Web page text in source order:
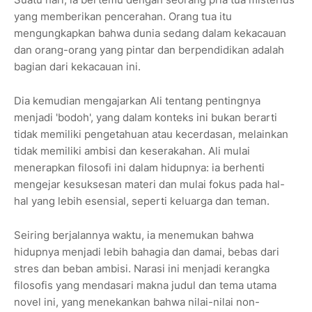
yang memberikan pencerahan. Orang tua itu
mengungkapkan bahwa dunia sedang dalam kekacauan
dan orang-orang yang pintar dan berpendidikan adalah
bagian dari kekacauan ini.
Dia kemudian mengajarkan Ali tentang pentingnya
menjadi 'bodoh', yang dalam konteks ini bukan berarti
tidak memiliki pengetahuan atau kecerdasan, melainkan
tidak memiliki ambisi dan keserakahan. Ali mulai
menerapkan filosofi ini dalam hidupnya: ia berhenti
mengejar kesuksesan materi dan mulai fokus pada hal-
hal yang lebih esensial, seperti keluarga dan teman.
Seiring berjalannya waktu, ia menemukan bahwa
hidupnya menjadi lebih bahagia dan damai, bebas dari
stres dan beban ambisi. Narasi ini menjadi kerangka
filosofis yang mendasari makna judul dan tema utama
novel ini, yang menekankan bahwa nilai-nilai non-